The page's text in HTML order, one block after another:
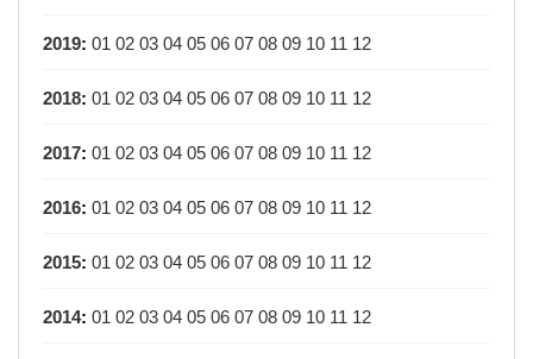
2019: 01 02 03 04 05 06 07 08 09 10 11 12
2018: 01 02 03 04 05 06 07 08 09 10 11 12
2017: 01 02 03 04 05 06 07 08 09 10 11 12
2016: 01 02 03 04 05 06 07 08 09 10 11 12
2015: 01 02 03 04 05 06 07 08 09 10 11 12
2014: 01 02 03 04 05 06 07 08 09 10 11 12